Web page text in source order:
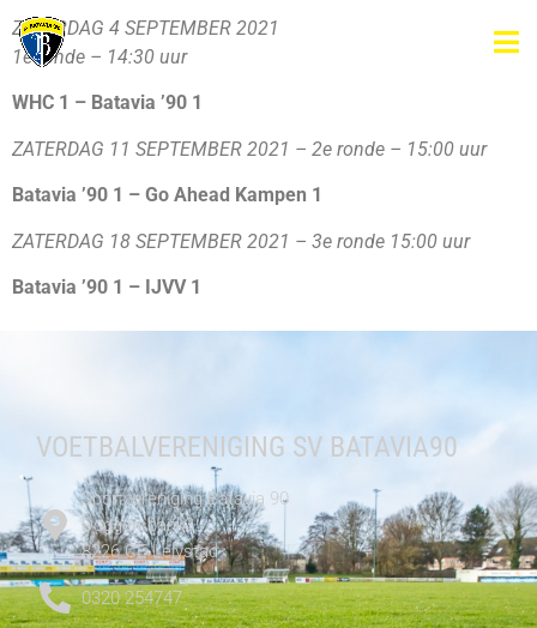
ZATERDAG 4 SEPTEMBER 2021
1e ronde – 14:30 uur
WHC 1 – Batavia ’90 1
ZATERDAG 11 SEPTEMBER 2021 – 2e ronde – 15:00 uur
Batavia ’90 1 – Go Ahead Kampen 1
ZATERDAG 18 SEPTEMBER 2021 – 3e ronde 15:00 uur
Batavia ’90 1 – IJVV 1
VOETBALVERENIGING SV BATAVIA90
Sportvereniging Batavia 90
Doggersbank3
8226 CE Lelystad
0320 254747